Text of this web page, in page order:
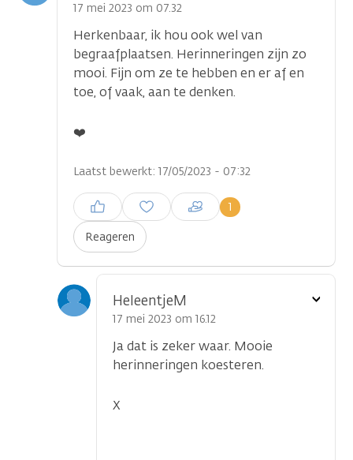
17 mei 2023 om 07.32
Herkenbaar, ik hou ook wel van
begraafplaatsen. Herinneringen zijn zo
mooi. Fijn om ze te hebben en er af en
toe, of vaak, aan te denken.
❤️
Laatst bewerkt: 17/05/2023 - 07:32
Reageren
1
Inloggen om een reactie te
plaatsen
HeleentjeM
17 mei 2023 om 16.12
Ja dat is zeker waar. Mooie
herinneringen koesteren.
X
Toon